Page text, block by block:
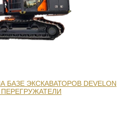
ЭКСКАВАТОРОВ DEVELON